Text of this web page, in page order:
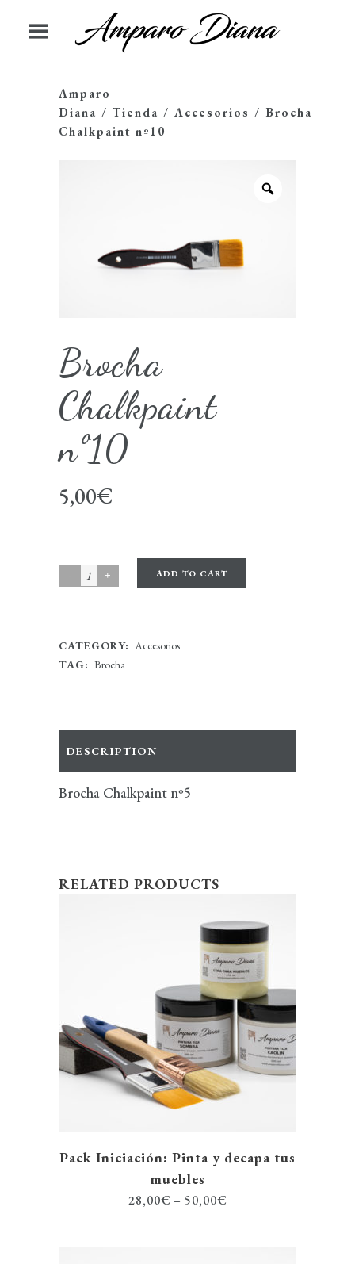
Amparo
Diana / Tienda / Accesorios / Brocha
Chalkpaint nº10
Brocha
Chalkpaint
nº10
5,00€
ADD TO CART
CATEGORY: Accesorios
TAG: Brocha
DESCRIPTION
Brocha Chalkpaint nº5
RELATED PRODUCTS
Pack Iniciación: Pinta y decapa tus
muebles
28,00€ – 50,00€